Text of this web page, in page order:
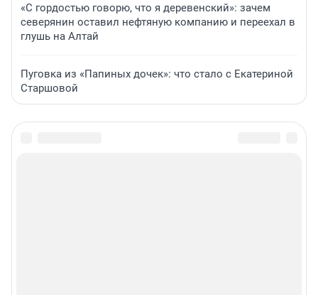
«С гордостью говорю, что я деревенский»: зачем
северянин оставил нефтяную компанию и переехал в
глушь на Алтай
Пуговка из «Папиных дочек»: что стало с Екатериной
Старшовой